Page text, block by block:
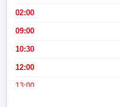
02:00
09:00
10:30
12:00
13:00